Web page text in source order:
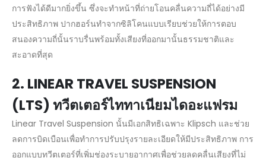
การฟังได้ดีมากยิ่งขึ้น ซึ่งจะทำหน้าที่ถ่ายโอนคลื่นความถี่ได้อย่างมี
ประสิทธิภาพ ปากฮอร์นทำจากซิลิโคนแบบเรียบช่วยให้การตอบ
สนองความถี่นั้นราบรื่นพร้อมทั้งเสียงที่ออกมานั้นธรรมชาติและ
สะอาดที่สุด
2. LINEAR TRAVEL SUSPENSION
(LTS) ทวีตเตอร์ไททาเนียมไดอะแฟรม
Linear Travel Suspension นั้นมีเอกสิทธิเฉพาะ Klipsch และช่วย
ลดการบิดเบือนเพื่อทำการปรับปรุงรายละเอียดให้มีประสิทธิภาพ การ
ออกแบบทวีตเตอร์ที่เพิ่มช่องระบายอากาศเพื่อช่วยลดคลื่นเสียงที่ไม่